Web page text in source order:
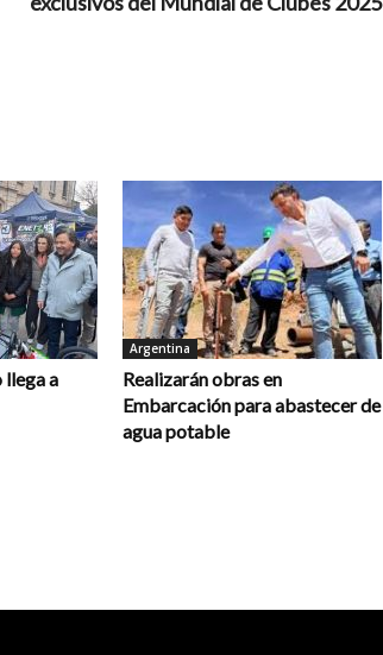
llega a
Argentina
Realizarán obras en
Embarcación para abastecer de
agua potable